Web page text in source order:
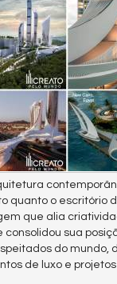
quanto o escritório
que alia
consolidou sua
do mundo,
de luxo e projetos